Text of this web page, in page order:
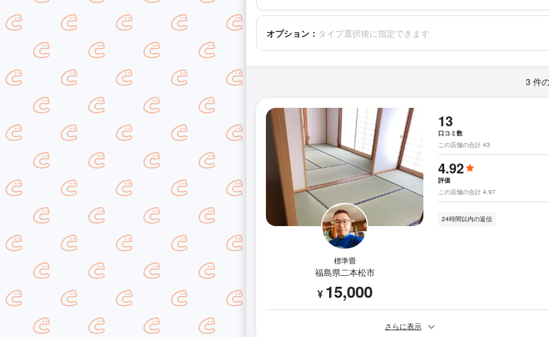
オプション： タイプ選択後に指定できます
3 件
標準畳
福島県二本松市
¥ 15,000
13
口コミ数
この店舗の合計 43
4.92
評価
この店舗の合計 4.97
24時間以内の返信
さらに表示